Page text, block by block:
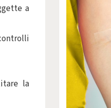
a
la